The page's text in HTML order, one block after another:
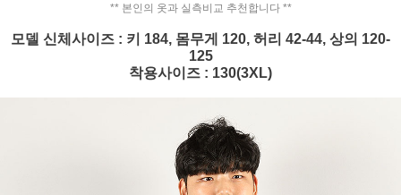
** 본인의 옷과 실측비교 추천합니다 **
모델 신체사이즈 : 키 184, 몸무게 120, 허리 42-44, 상의 120-
125
착용사이즈 : 130(3XL)